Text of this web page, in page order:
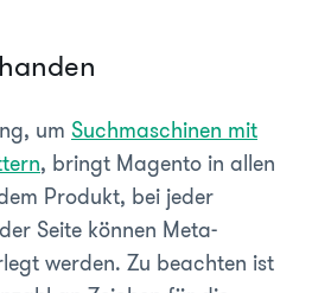
um Suchmaschinen mit
, bringt Magento in allen
Produkt, bei jeder
Seite können Meta-
werden. Zu beachten ist